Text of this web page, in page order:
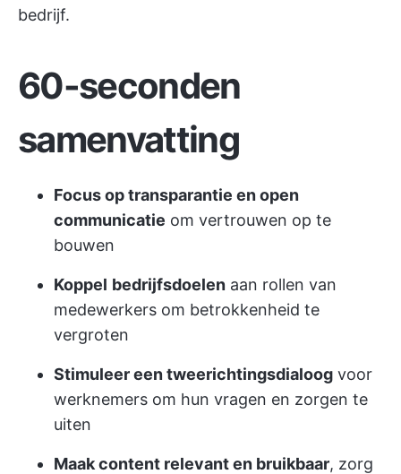
bedrijf.
60-seconden
samenvatting
Focus op transparantie en open
communicatie om vertrouwen op te
bouwen
Koppel bedrijfsdoelen aan rollen van
medewerkers om betrokkenheid te
vergroten
Stimuleer een tweerichtingsdialoog voor
werknemers om hun vragen en zorgen te
uiten
Maak content relevant en bruikbaar, zorg